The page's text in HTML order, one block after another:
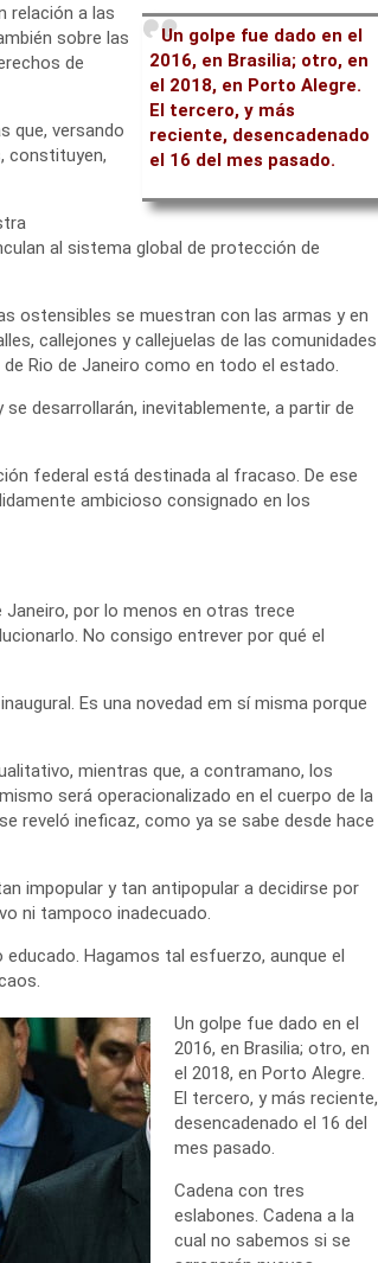
Un golpe fue dado en el
2016, en Brasilia; otro, en
el 2018, en Porto Alegre.
El tercero, y más
reciente, desencadenado
el 16 del mes pasado.
relación a las
sobre las
de
que, versando
constituyen,
al sistema global de protección de
ostensibles se muestran con las armas y en
callejones y callejuelas de las comunidades
Rio de Janeiro como en todo el estado.
desarrollarán, inevitablemente, a partir de
federal está destinada al fracaso. De ese
ambicioso consignado en los
Janeiro, por lo menos en otras trece
No consigo entrever por qué el
Es una novedad em sí misma porque
mientras que, a contramano, los
será operacionalizado en el cuerpo de la
reveló ineficaz, como ya se sabe desde hace
impopular y tan antipopular a decidirse por
ni tampoco inadecuado.
Hagamos tal esfuerzo, aunque el
Un golpe fue dado en el
2016, en Brasilia; otro, en
el 2018, en Porto Alegre.
El tercero, y más reciente,
desencadenado el 16 del
mes pasado.
Cadena con tres
eslabones. Cadena a la
cual no sabemos si se